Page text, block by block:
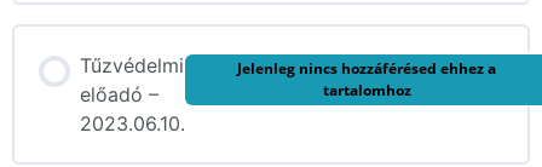
Tűzvédelmi
előadó –
2023.06.10.
Jelenleg nincs hozzáférésed ehhez a
tartalomhoz